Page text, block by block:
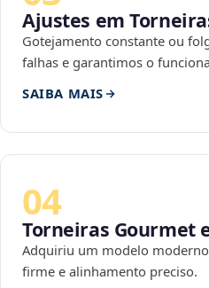
Ajustes em
Gotejamento constante ou
falhas e garantimos o
SAIBA MAIS
04
Torneiras Gourmet
Adquiriu um modelo
firme e alinhamento preciso.